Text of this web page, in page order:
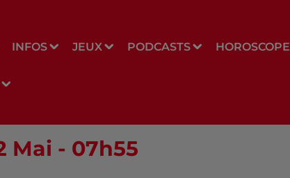
INFOS JEUX PODCASTS HOROSCOPE
Mai - 07h55